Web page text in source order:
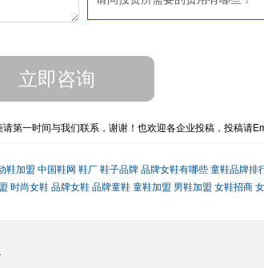
第一时间与我们联系，谢谢！也欢迎各企业投稿，投稿请
鞋加盟 中国鞋网 鞋厂 鞋子品牌 品牌女鞋有哪些 童鞋品牌排
时尚女鞋 品牌女鞋 品牌童鞋 童鞋加盟 男鞋加盟 女鞋招商